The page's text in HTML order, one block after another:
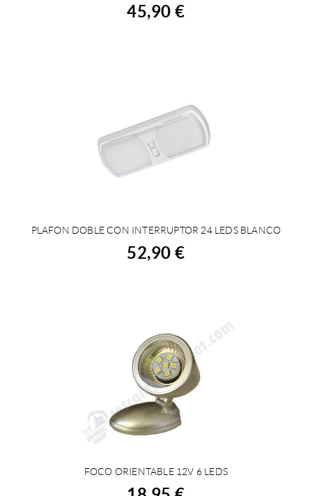
45,90 €
ACHETER
PLAFON DOBLE CON INTERRUPTOR 24 LEDS BLANCO
52,90 €
ACHETER
FOCO ORIENTABLE 12V 6 LEDS